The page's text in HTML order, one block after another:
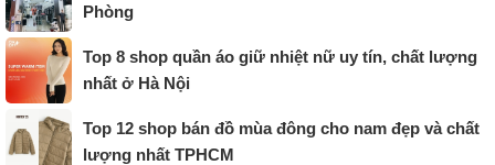
Phòng
Top 8 shop quần áo giữ nhiệt nữ uy tín, chất lượng
nhất ở Hà Nội
Top 12 shop bán đồ mùa đông cho nam đẹp và chất
lượng nhất TPHCM